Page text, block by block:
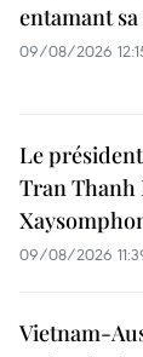
entamant
09/08/2026
Le
Tran Thanh
09/08/2026
Vietnam-